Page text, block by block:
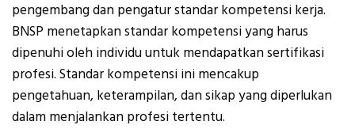
pengembang dan pengatur standar kompetensi kerja.
BNSP menetapkan standar kompetensi yang harus
dipenuhi oleh individu untuk mendapatkan sertifikasi
profesi. Standar kompetensi ini mencakup
pengetahuan, keterampilan, dan sikap yang diperlukan
dalam menjalankan profesi tertentu.